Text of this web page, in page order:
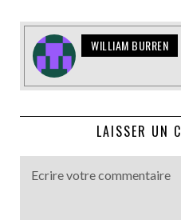
WILLIAM BURREN
LAISSER UN